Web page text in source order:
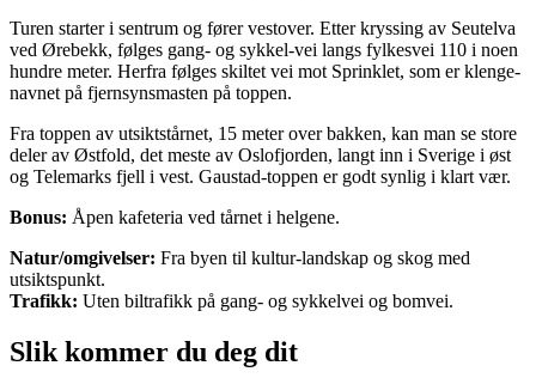
Turen starter i sentrum og fører vestover. Etter kryssing av Seutelva
ved Ørebekk, følges gang- og sykkel-vei langs fylkesvei 110 i noen
hundre meter. Herfra følges skiltet vei mot Sprinklet, som er klenge-
navnet på fjernsynsmasten på toppen.
Fra toppen av utsiktstårnet, 15 meter over bakken, kan man se store
deler av Østfold, det meste av Oslofjorden, langt inn i Sverige i øst
og Telemarks fjell i vest. Gaustad-toppen er godt synlig i klart vær.
Bonus: Åpen kafeteria ved tårnet i helgene.
Natur/omgivelser: Fra byen til kultur-landskap og skog med
utsiktspunkt.
Trafikk: Uten biltrafikk på gang- og sykkelvei og bomvei.
Slik kommer du deg dit